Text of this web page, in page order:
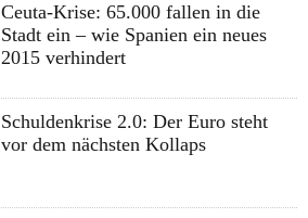
Ceuta-Krise: 65.000 fallen in die
Stadt ein – wie Spanien ein neues
2015 verhindert
Schuldenkrise 2.0: Der Euro steht
vor dem nächsten Kollaps